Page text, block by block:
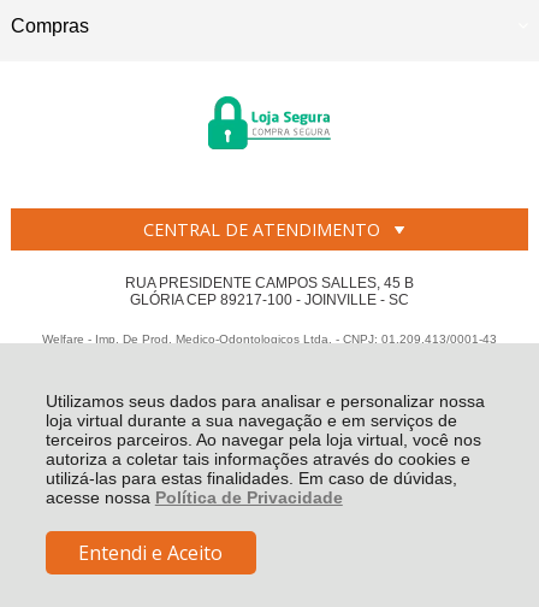
Utilizamos seus dados para analisar e personalizar nossa
loja virtual durante a sua navegação e em serviços de
terceiros parceiros. Ao navegar pela loja virtual, você nos
autoriza a coletar tais informações através do cookies e
utilizá-las para estas finalidades. Em caso de dúvidas,
acesse nossa Política de Privacidade
Entendi e Aceito
Compras
CENTRAL DE ATENDIMENTO
RUA PRESIDENTE CAMPOS SALLES, 45 B
GLÓRIA CEP 89217-100 - JOINVILLE - SC
Welfare - Imp. De Prod. Medico-Odontologicos Ltda. - CNPJ: 01.209.413/0001-43